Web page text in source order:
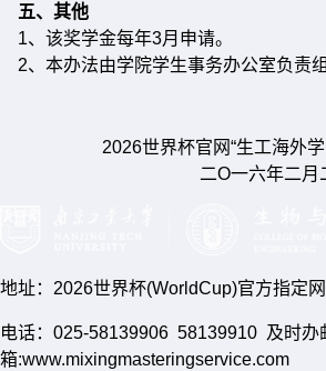
五、其他
1、该奖学金每年3月申请。
2、本办法由学院学生事务办公室负责组
2026世界杯官网“生工海外学习
二Ο一六年二月二十
地址：2026世界杯(WorldCup)官方指定
电话：025-58139906 58139910 及时办
箱:www.mixingmasteringservice.com